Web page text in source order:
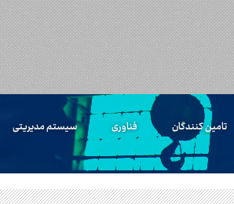
تامین کنندگان فناوری سیستم مدیریتی